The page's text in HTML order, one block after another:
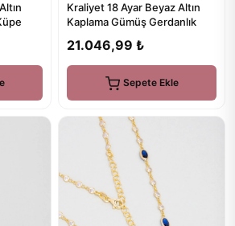
Kraliyet 18 Ayar Beyaz Altın
Kaplama Gümüş Gerdanlık
21.046,99 ₺
Sepete Ekle